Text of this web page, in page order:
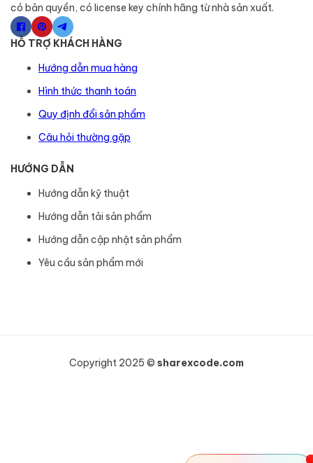
có bản quyền, có license key chính hãng từ nhà sản xuất.
HỖ TRỢ KHÁCH HÀNG
Hướng dẫn mua hàng
Hình thức thanh toán
Quy định đổi sản phẩm
Câu hỏi thường gặp
HƯỚNG DẪN
Hướng dẫn kỹ thuật
Hướng dẫn tải sản phẩm
Hướng dẫn cập nhật sản phẩm
Yêu cầu sản phẩm mới
Copyright 2025 © sharexcode.com